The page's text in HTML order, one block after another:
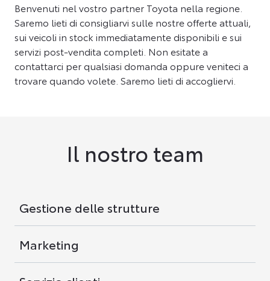
Benvenuti nel vostro partner Toyota nella regione.
Saremo lieti di consigliarvi sulle nostre offerte attuali,
sui veicoli in stock immediatamente disponibili e sui
servizi post-vendita completi. Non esitate a
contattarci per qualsiasi domanda oppure veniteci a
trovare quando volete. Saremo lieti di accogliervi.
Il nostro team
Gestione delle strutture
Marketing